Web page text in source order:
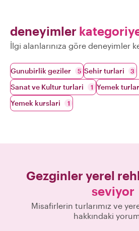
deneyimler
İlgi alanlarınıza göre deneyimler
Gunubirlik geziler 5 Sehir turlari 3
Sanat ve Kultur turlari 1 Yemek
Yemek kurslari 1
Gezginler yerel
seviyor
Misafirlerin turlarımız ve
hakkındaki